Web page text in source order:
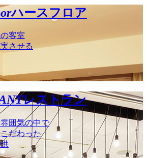
ハースフロア
客室
させる
レストラン
囲気の中で
だわった